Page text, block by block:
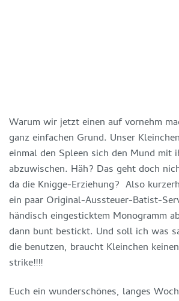
Warum wir jetzt einen auf vornehm
ganz einfachen Grund. Unser
einmal den Spleen sich den Mund mit
abzuwischen. Häh? Das geht doch
da die Knigge-Erziehung? Also
ein paar Original-Aussteuer-Batist-
händisch eingesticktem Monogramm
dann bunt bestickt. Und soll ich was
die benutzen, braucht Kleinchen
strike!!!!
Euch ein wunderschönes, langes